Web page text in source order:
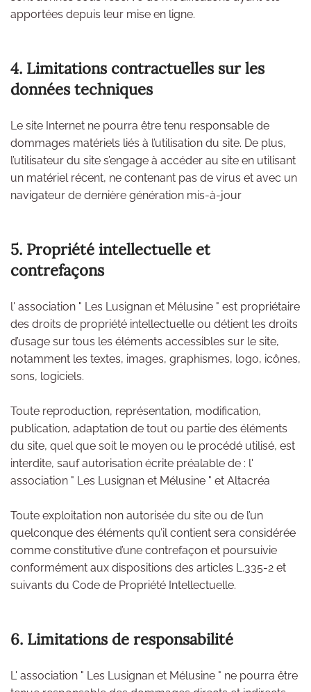
apportées depuis leur mise en ligne.
4. Limitations contractuelles sur les
données techniques
Le site Internet ne pourra être tenu responsable de
dommages matériels liés à l’utilisation du site. De plus,
l’utilisateur du site s’engage à accéder au site en utilisant
un matériel récent, ne contenant pas de virus et avec un
navigateur de dernière génération mis-à-jour
5. Propriété intellectuelle et
contrefaçons
l' association " Les Lusignan et Mélusine " est propriétaire
des droits de propriété intellectuelle ou détient les droits
d’usage sur tous les éléments accessibles sur le site,
notamment les textes, images, graphismes, logo, icônes,
sons, logiciels.
Toute reproduction, représentation, modification,
publication, adaptation de tout ou partie des éléments
du site, quel que soit le moyen ou le procédé utilisé, est
interdite, sauf autorisation écrite préalable de : l'
association " Les Lusignan et Mélusine " et Altacréa
Toute exploitation non autorisée du site ou de l’un
quelconque des éléments qu’il contient sera considérée
comme constitutive d’une contrefaçon et poursuivie
conformément aux dispositions des articles L.335-2 et
suivants du Code de Propriété Intellectuelle.
6. Limitations de responsabilité
L' association " Les Lusignan et Mélusine " ne pourra être